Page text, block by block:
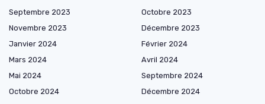
Septembre 2023
Octobre 2023
Novembre 2023
Décembre 2023
Janvier 2024
Février 2024
Mars 2024
Avril 2024
Mai 2024
Septembre 2024
Octobre 2024
Décembre 2024